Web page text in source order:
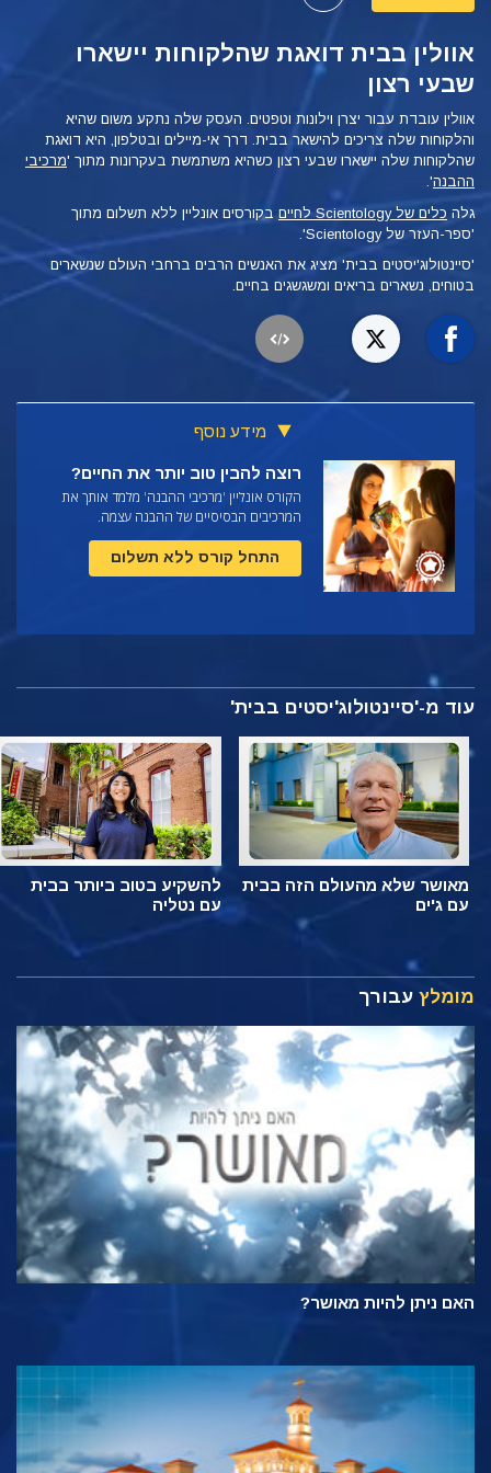
אוולין בבית דואגת שהלקוחות יישארו
שבעי רצון
אוולין עובדת עבור יצרן וילונות וטפטים. העסק שלה נתקע משום שהיא
והלקוחות שלה צריכים להישאר בבית. דרך אי-מיילים ובטלפון, היא דואגת
שהלקוחות שלה יישארו שבעי רצון כשהיא משתמשת בעקרונות מתוך 'מרכיבי
ההבנה'.
גלה כלים של Scientology לחיים
בקורסים אונליין ללא תשלום מתוך
'ספר-העזר של Scientology'.
'סיינטולוג'יסטים בבית' מציג את האנשים הרבים ברחבי העולם שנשארים
בטוחים, נשארים בריאים ומשגשגים בחיים.
מידע נוסף
רוצה להבין טוב יותר את החיים?
הקורס אונליין 'מרכיבי ההבנה' מלמד אותך את
המרכיבים הבסיסיים של ההבנה עצמה.
התחל קורס ללא תשלום
עוד מ-'סיינטולוג'יסטים בבית'
מאושר שלא מהעולם הזה בבית
עם ג'ים
להשקיע בטוב ביותר בבית
עם נטליה
מומלץ עבורך
האם ניתן להיות מאושר?